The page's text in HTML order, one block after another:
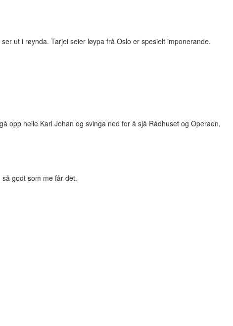
ut i røynda. Tarjei seier løypa frå Oslo er spesielt imponerande.
opp heile Karl Johan og svinga ned for å sjå Rådhuset og Operaen,
godt som me får det.